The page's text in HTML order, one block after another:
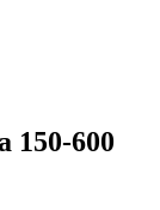
150-600